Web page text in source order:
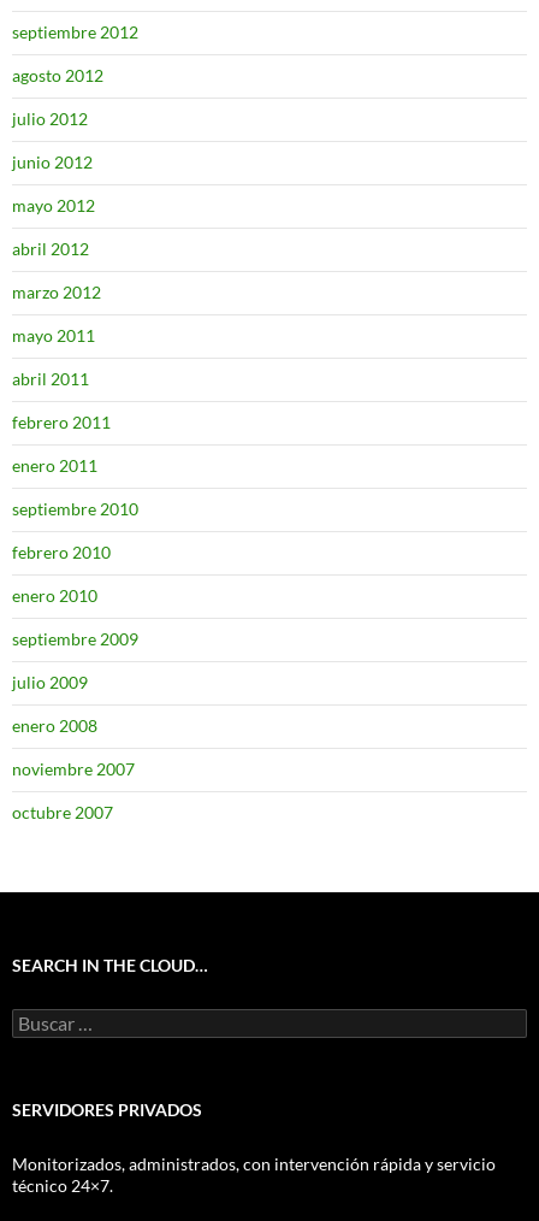
septiembre 2012
agosto 2012
julio 2012
junio 2012
mayo 2012
abril 2012
marzo 2012
mayo 2011
abril 2011
febrero 2011
enero 2011
septiembre 2010
febrero 2010
enero 2010
septiembre 2009
julio 2009
enero 2008
noviembre 2007
octubre 2007
SEARCH IN THE CLOUD…
Buscar:
SERVIDORES PRIVADOS
Monitorizados, administrados, con intervención rápida y servicio
técnico 24×7.